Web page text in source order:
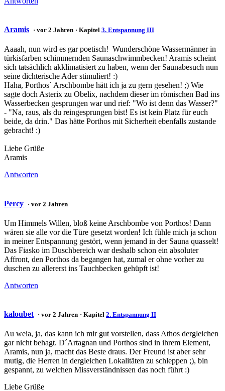
Aramis · vor 2 Jahren · Kapitel 3. Entspannung III
Aaaah, nun wird es gar poetisch! Wunderschöne Wassermänner in
türkisfarben schimmernden Saunaschwimmbecken! Aramis scheint
sich tatsächlich akklimatisiert zu haben, wenn der Saunabesuch nun
seine dichterische Ader stimuliert! :)
Haha, Porthos` Arschbombe hätt ich ja zu gern gesehen! ;) Wie
sagte doch Asterix zu Obelix, nachdem dieser im römischen Bad ins
Wasserbecken gesprungen war und rief: "Wo ist denn das Wasser?"
- "Na, raus, als du reingesprungen bist! Es ist kein Platz für euch
beide, da drin." Das hätte Porthos mit Sicherheit ebenfalls zustande
gebracht! :)
Liebe Grüße
Aramis
Antworten
Percy · vor 2 Jahren
Um Himmels Willen, bloß keine Arschbombe von Porthos! Dann
wären sie alle vor die Türe gesetzt worden! Ich fühle mich ja schon
in meiner Entspannung gestört, wenn jemand in der Sauna quasselt!
Das Fiasko im Duschbereich war deshalb schon ein absoluter
Affront, den Porthos da begangen hat, zumal er ohne vorher zu
duschen zu allererst ins Tauchbecken gehüpft ist!
Antworten
kaloubet · vor 2 Jahren · Kapitel 2. Entspannung II
Au weia, ja, das kann ich mir gut vorstellen, dass Athos dergleichen
gar nicht behagt. D´Artagnan und Porthos sind in ihrem Element,
Aramis, nun ja, macht das Beste draus. Der Freund ist aber sehr
mutig, die Herren in dergleichen Lokalitäten zu schleppen ;), bin
gespannt, zu welchen Missverständnissen das noch führt :)
Liebe Grüße